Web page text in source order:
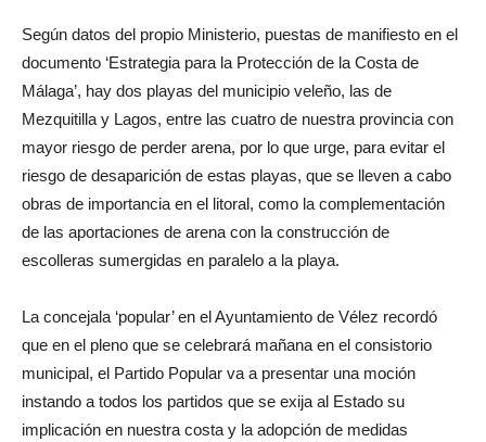
Según datos del propio Ministerio, puestas de manifiesto en el
documento ‘Estrategia para la Protección de la Costa de
Málaga’, hay dos playas del municipio veleño, las de
Mezquitilla y Lagos, entre las cuatro de nuestra provincia con
mayor riesgo de perder arena, por lo que urge, para evitar el
riesgo de desaparición de estas playas, que se lleven a cabo
obras de importancia en el litoral, como la complementación
de las aportaciones de arena con la construcción de
escolleras sumergidas en paralelo a la playa.
La concejala ‘popular’ en el Ayuntamiento de Vélez recordó
que en el pleno que se celebrará mañana en el consistorio
municipal, el Partido Popular va a presentar una moción
instando a todos los partidos que se exija al Estado su
implicación en nuestra costa y la adopción de medidas